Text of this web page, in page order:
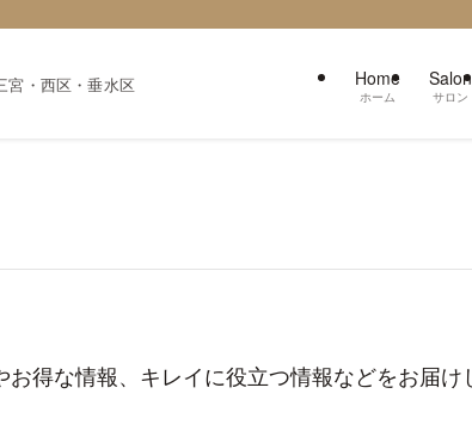
・西区・垂水区 Home
ホーム
Salon
サロン
得な情報、キレイに役立つ情報などをお届け